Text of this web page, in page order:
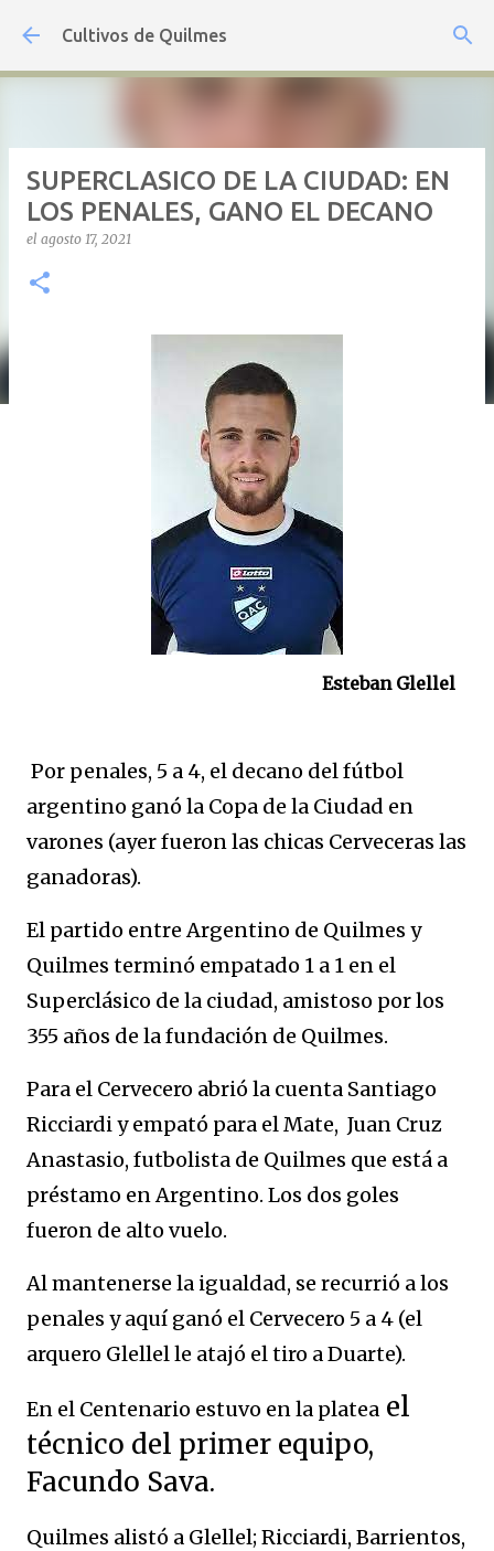
Ir al contenido principal
Cultivos de Quilmes
SUPERCLASICO DE LA CIUDAD: EN
LOS PENALES, GANO EL DECANO
el agosto 17, 2021
Esteban Glellel
Por penales, 5 a 4, el decano del fútbol
argentino ganó la Copa de la Ciudad en
varones (ayer fueron las chicas Cerveceras las
ganadoras).
El partido entre Argentino de Quilmes y
Quilmes terminó empatado 1 a 1 en el
Superclásico de la ciudad, amistoso por los
355 años de la fundación de Quilmes.
Para el Cervecero abrió la cuenta Santiago
Ricciardi y empató para el Mate, Juan Cruz
Anastasio, futbolista de Quilmes que está a
préstamo en Argentino. Los dos goles
fueron de alto vuelo.
Al mantenerse la igualdad, se recurrió a los
penales y aquí ganó el Cervecero 5 a 4 (el
arquero Glellel le atajó el tiro a Duarte).
En el Centenario estuvo en la platea el
técnico del primer equipo,
Facundo Sava.
Quilmes alistó a Glellel; Ricciardi, Barrientos,